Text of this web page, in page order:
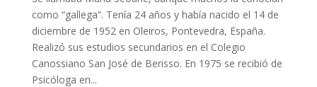
como “gallega”. Tenía 24 años y había nacido el 14 de
diciembre de 1952 en Oleiros, Pontevedra, España.
Realizó sus estudios secundarios en el Colegio
Canossiano San José de Berisso. En 1975 se recibió de
Psicóloga en...